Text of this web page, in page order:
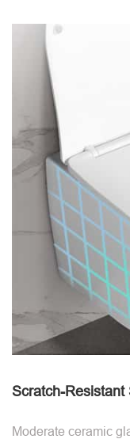
Scratch-Resistant
Moderate ceramic